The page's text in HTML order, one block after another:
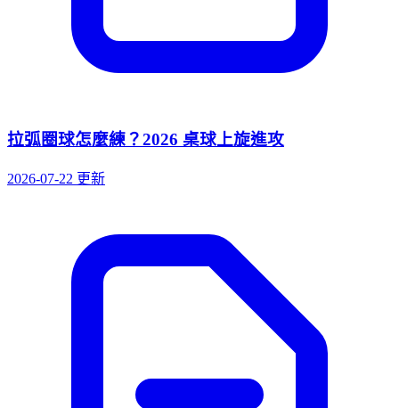
拉弧圈球怎麼練？2026 桌球上旋進攻
2026-07-22 更新